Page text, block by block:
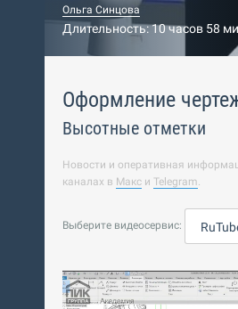
Ольга Синцова
Длительность: 10 часов 58
Оформление
Высотные отметки
Новости и оперативная
каналах в Макс и Telegram.
Выберите видеосервис: